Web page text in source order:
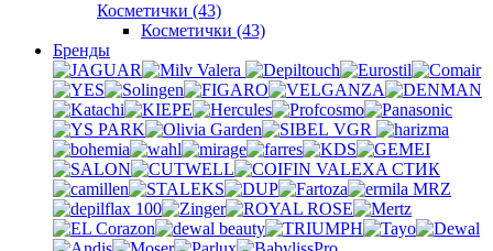
Косметички (43)
Косметички (43)
Бренды
Valera
VGR
VALEXA СТИК
MRZ